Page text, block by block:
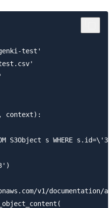
test'
test.csv'
context):
S3Object s WHERE
v1/documentation/